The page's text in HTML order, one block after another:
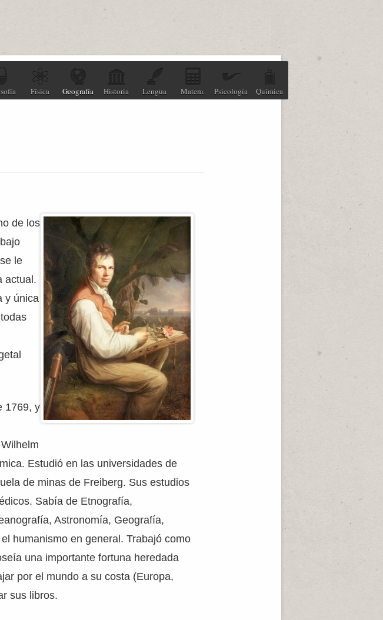
Física Geografía Historia Lengua Matem. Psicología Química
de los
le
actual.
y única
1769, y
Estudió en las universidades de
de minas de Freiberg. Sus estudios
Sabía de Etnografía,
Astronomía, Geografía,
humanismo en general. Trabajó como
una importante fortuna heredada
por el mundo a su costa (Europa,
sus libros.